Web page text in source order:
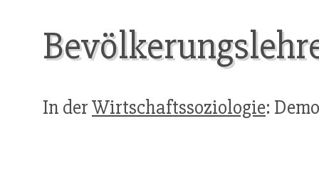
In derWirtschaftssoziologie: